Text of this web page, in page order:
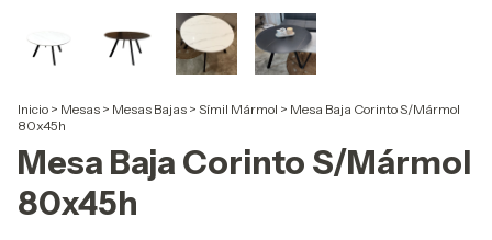
Inicio > Mesas > Mesas Bajas > Símil Mármol > Mesa Baja Corinto S/Mármol
80x45h
Mesa Baja Corinto S/Mármol
80x45h